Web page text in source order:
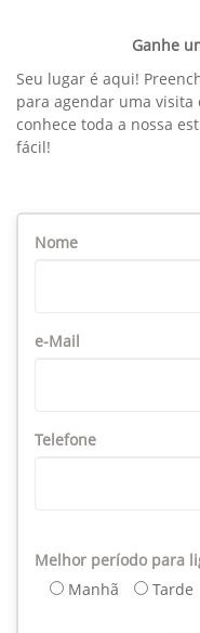
Ganhe
Seu lugar é aqui!
para agendar uma visita
conhece toda a nossa
fácil!
Nome
e-Mail
Telefone
Melhor período para
Manhã
Tarde